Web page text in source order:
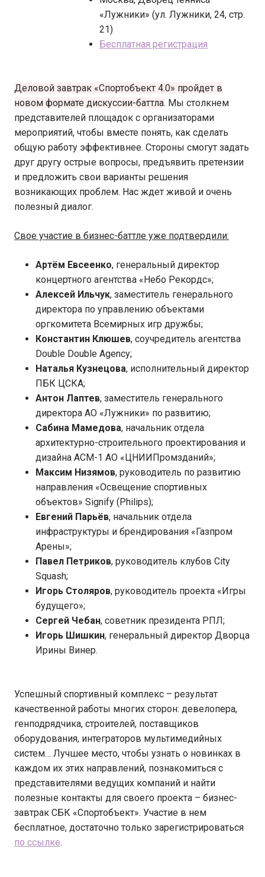
«Лужники» (ул. Лужники, 24, стр.
21)
Бесплатная регистрация
Деловой завтрак «Спортобъект 4.0» пройдет в
новом формате дискуссии-баттла. Мы столкнем
представителей площадок с организаторами
мероприятий, чтобы вместе понять, как сделать
общую работу эффективнее. Стороны смогут задать
друг другу острые вопросы, предъявить претензии
и предложить свои варианты решения
возникающих проблем. Нас ждет живой и очень
полезный диалог.
Свое участие в бизнес-баттле уже подтвердили:
Артём Евсеенко, генеральный директор
концертного агентства «Небо Рекордс»;
Алексей Ильчук, заместитель генерального
директора по управлению объектами
оргкомитета Всемирных игр дружбы;
Константин Клюшев, соучредитель агентства
Double Double Agency;
Наталья Кузнецова, исполнительный директор
ПБК ЦСКА;
Антон Лаптев, заместитель генерального
директора АО «Лужники» по развитию;
Сабина Мамедова, начальник отдела
архитектурно-строительного проектирования и
дизайна АСМ-1 АО «ЦНИИПромзданий»;
Максим Низямов, руководитель по развитию
направления «Освещение спортивных
объектов» Signify (Philips);
Евгений Парьёв, начальник отдела
инфраструктуры и брендирования «Газпром
Арены»;
Павел Петриков, руководитель клубов City
Squash;
Игорь Столяров, руководитель проекта «Игры
будущего»;
Сергей Чебан, советник президента РПЛ;
Игорь Шишкин, генеральный директор Дворца
Ирины Винер.
Успешный спортивный комплекс – результат
качественной работы многих сторон: девелопера,
генподрядчика, строителей, поставщиков
оборудования, интеграторов мультимедийных
систем… Лучшее место, чтобы узнать о новинках в
каждом их этих направлений, познакомиться с
представителями ведущих компаний и найти
полезные контакты для своего проекта – бизнес-
завтрак СБК «Спортобъект». Участие в нем
бесплатное, достаточно только зарегистрироваться
по ссылке.